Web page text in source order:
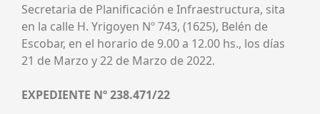
Secretaria de Planificación e Infraestructura, sita
en la calle H. Yrigoyen Nº 743, (1625), Belén de
Escobar, en el horario de 9.00 a 12.00 hs., los días
21 de Marzo y 22 de Marzo de 2022.
EXPEDIENTE Nº 238.471/22